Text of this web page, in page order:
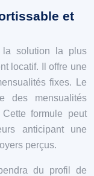
et
la solution la plus
locatif. Il offre une
fixes. Le
des mensualités
formule peut
anticipant une
perçus.
du profil de